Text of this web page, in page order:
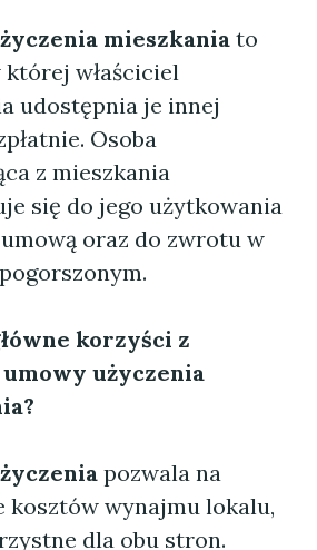
mieszkania to
której właściciel
udostępnia je innej
Osoba
z mieszkania
się do jego użytkowania
oraz do zwrotu w
korzyści z
użyczenia
pozwala na
kosztów wynajmu lokalu,
dla obu stron.